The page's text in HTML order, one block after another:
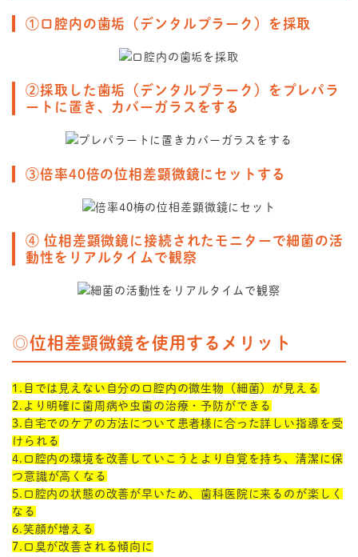
①口腔内の歯垢（デンタルプラーク）を採取
②採取した歯垢（デンタルプラーク）をプレパラ
ートに置き、カバーガラスをする
③倍率40倍の位相差顕微鏡にセットする
④ 位相差顕微鏡に接続されたモニターで細菌の活
動性をリアルタイムで観察
◎位相差顕微鏡を使用するメリット
1.目では見えない自分の口腔内の微生物（細菌）が見える
2.より明確に歯周病や虫歯の治療・予防ができる
3.自宅でのケアの方法について患者様に合った詳しい指導を受
けられる
4.口腔内の環境を改善していこうとより自覚を持ち、清潔に保
つ意識が高くなる
5.口腔内の状態の改善が早いため、歯科医院に来るのが楽しく
なる
6.笑顔が増える
7.口臭が改善される傾向に